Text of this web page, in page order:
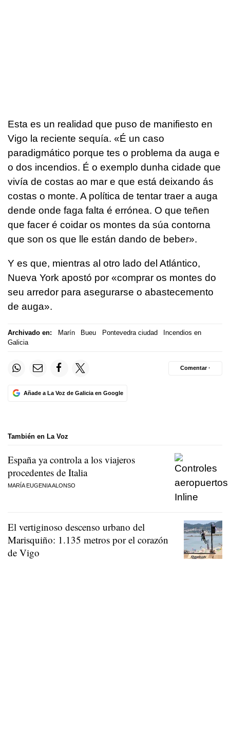
Esta es un realidad que puso de manifiesto en
Vigo la reciente sequía. «É un caso
paradigmático porque tes o problema da auga e
o dos incendios. É o exemplo dunha cidade que
vivía de costas ao mar e que está deixando ás
costas o monte. A política de tentar traer a auga
dende onde faga falta é errónea. O que teñen
que facer é coidar os montes da súa contorna
que son os que lle están dando de beber».
Y es que, mientras al otro lado del Atlántico,
Nueva York apostó por «comprar os montes do
seu arredor para asegurarse o abastecemento
de auga».
Archivado en: Marín Bueu Pontevedra ciudad
Incendios en
Galicia
Añade a La Voz de Galicia en Google
Comentar ·
También en La Voz
España ya controla a los viajeros
procedentes de Italia
MARÍA EUGENIA ALONSO
El vertiginoso descenso urbano del
Marisquiño: 1.135 metros por el corazón
de Vigo